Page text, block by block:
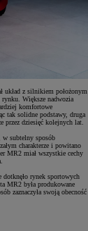
układ z silnikiem położonym
rynku. Większe nadwozia
komfortowe
tak solidne podstawy, druga
przez dziesięć kolejnych lat.
subtelny sposób
charakterze i powitano
MR2 miał wszystkie cechy
rynek sportowych
MR2 była produkowane
zaznaczyła swoją obecność